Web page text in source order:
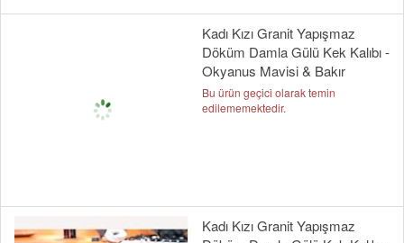
Kadı Kızı Granit Yapışmaz
Döküm Damla Gülü Kek Kalıbı -
Okyanus Mavisi & Bakır
Bu ürün geçici olarak temin
edilememektedir.
Kadı Kızı Granit Yapışmaz